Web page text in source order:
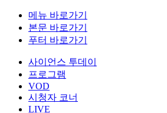
메뉴 바로가기
본문 바로가기
푸터 바로가기
사이언스 투데이
프로그램
VOD
시청자 코너
LIVE